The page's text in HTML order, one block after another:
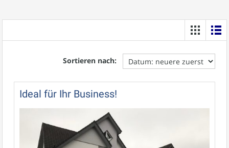
Sortieren nach:
Ideal für Ihr Business!